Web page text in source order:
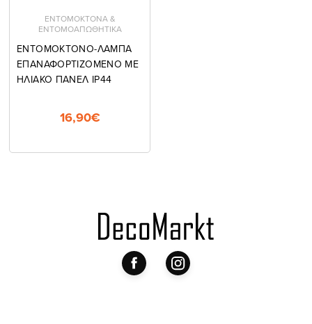
ΕΝΤΟΜΟΚΤΟΝΑ &
ΕΝΤΟΜΟΑΠΩΘΗΤΙΚΑ
ΕΝΤΟΜΟΚΤΟΝΟ-ΛΑΜΠΑ
ΕΠΑΝΑΦΟΡΤΙΖΟΜΕΝΟ ΜΕ
ΗΛΙΑΚΟ ΠΑΝΕΛ IP44
16,90€